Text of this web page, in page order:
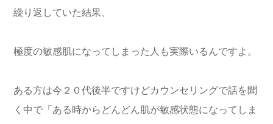
繰り返していた結果、
極度の敏感肌になってしまった人も実際いるんですよ。
ある方は今２０代後半ですけどカウンセリングで話を聞
く中で「ある時からどんどん肌が敏感状態になってしま